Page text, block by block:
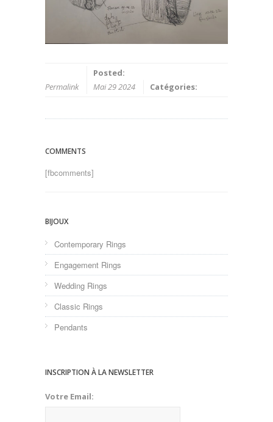
Permalink
Posted:
Mai 29 2024
Catégories:
COMMENTS
[fbcomments]
BIJOUX
Contemporary Rings
Engagement Rings
Wedding Rings
Classic Rings
Pendants
INSCRIPTION À LA NEWSLETTER
Votre Email: